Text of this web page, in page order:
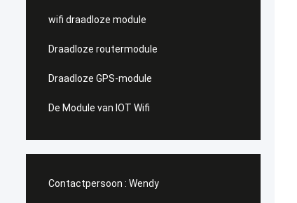
wifi draadloze module
Draadloze routermodule
Draadloze GPS-module
De Module van IOT Wifi
Contactpersoon : Wendy